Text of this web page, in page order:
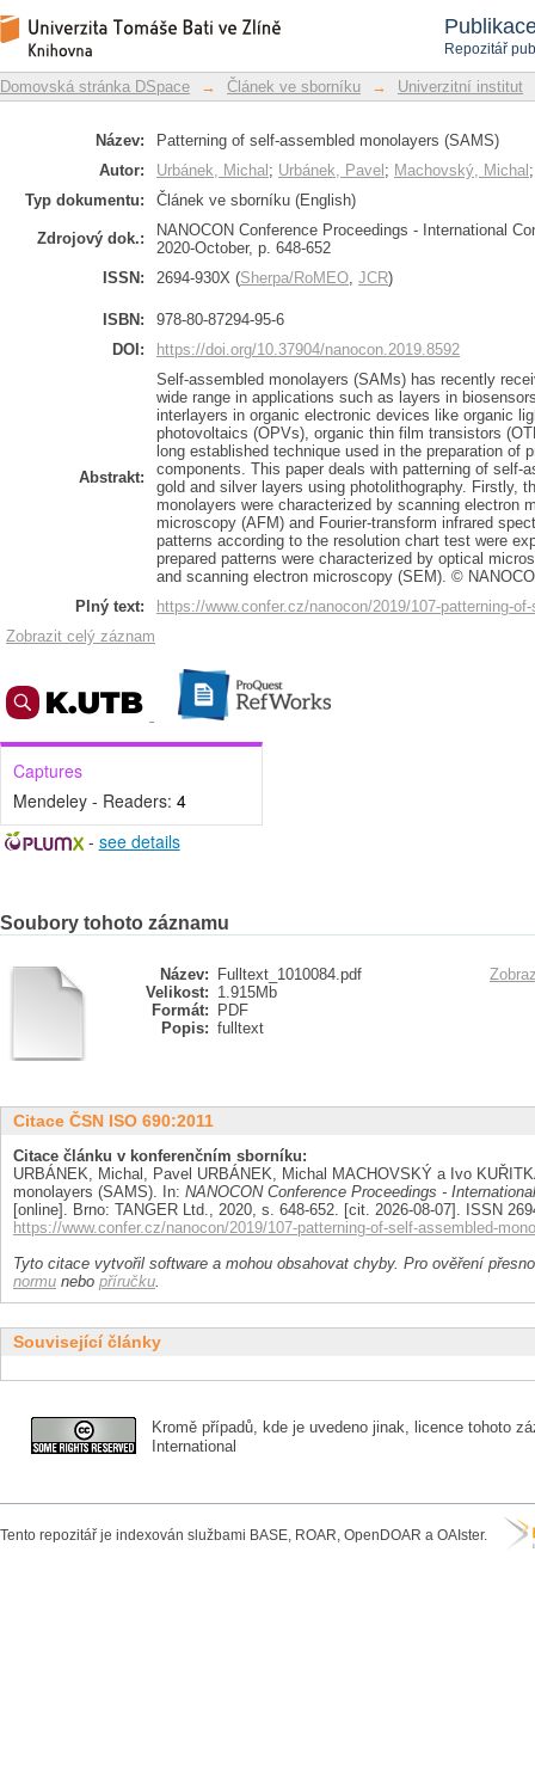
Repozitář
Patterning of self-assembled
Repozitář DSpace/Manakin
Domovská stránka DSpace → Článek ve sborníku → Univerzitní institut
Název:
Patterning of self-assembled monolayers (SAMS)
Autor:
Urbánek, Michal ; Urbánek, Pavel ; Machovský, Michal
Typ dokumentu:
Článek ve sborníku (English)
Zdrojový dok.:
NANOCON Conference Proceedings - International
2020-October, p. 648-652
ISSN:
2694-930X (Sherpa/RoMEO, JCR)
ISBN:
978-80-87294-95-6
DOI:
https://doi.org/10.37904/nanocon.2019.8592
Abstrakt:
Self-assembled monolayers (SAMs) has recently
wide range in applications such as layers in
interlayers in organic electronic devices like organic
photovoltaics (OPVs), organic thin film transistors
long established technique used in the preparation of
components. This paper deals with patterning of self-
gold and silver layers using photolithography. Firstly,
monolayers were characterized by scanning electron
microscopy (AFM) and Fourier-transform infrared
patterns according to the resolution chart test were
prepared patterns were characterized by optical
and scanning electron microscopy (SEM). ©
Plný text:
https://www.confer.cz/nanocon/2019/107-patterning-
Zobrazit celý záznam
Captures
Mendeley - Readers: 4
- see details
Soubory tohoto záznamu
Název:
Fulltext_1010084.pdf
Velikost: 1.915Mb
Formát:
PDF
Popis: fulltext
Citace ČSN ISO 690:2011
Citace článku v konferenčním sborníku:
URBÁNEK, Michal, Pavel URBÁNEK, Michal MACHOVSKÝ a Ivo
monolayers (SAMS). In: NANOCON Conference Proceedings -
[online]. Brno: TANGER Ltd., 2020, s. 648-652. [cit. 2026-08-07]. ISSN
https://www.confer.cz/nanocon/2019/107-patterning-of-self-assembled-
Tyto citace vytvořil software a mohou obsahovat chyby. Pro ověření
normu nebo příručku.
Související články
Kromě případů, kde je uvedeno jinak, licence tohoto
International
Tento repozitář je indexován službami BASE, ROAR, OpenDOAR a OAIster.